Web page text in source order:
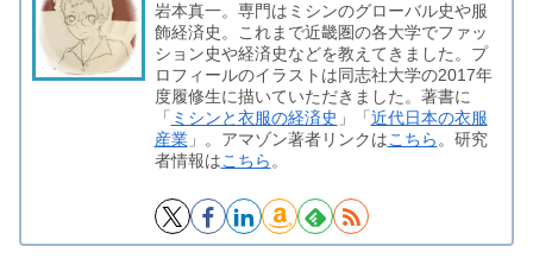
岩本真一。専門はミシンのグローバル史や服
飾経済史。これまで近畿圏の各大学でファッ
ション史や経済史などを教えてきました。プ
ロフィールのイラストは同志社大学の2017年
度履修生に描いていただきました。著書に
「 ミシンと衣服の経済史 」「 近代日本の衣服
産業」。アマゾン著者リンクはこちら 。研究
者情報はこちら 。